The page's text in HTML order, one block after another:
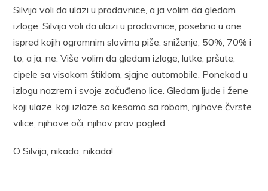
Silvija voli da ulazi u prodavnice, a ja volim da gledam
izloge. Silvija voli da ulazi u prodavnice, posebno u one
ispred kojih ogromnim slovima piše: sniženje, 50%, 70% i
to, a ja, ne. Više volim da gledam izloge, lutke, pršute,
cipele sa visokom štiklom, sjajne automobile. Ponekad u
izlogu nazrem i svoje začuđeno lice. Gledam ljude i žene
koji ulaze, koji izlaze sa kesama sa robom, njihove čvrste
vilice, njihove oči, njihov prav pogled.
O Silvija, nikada, nikada!